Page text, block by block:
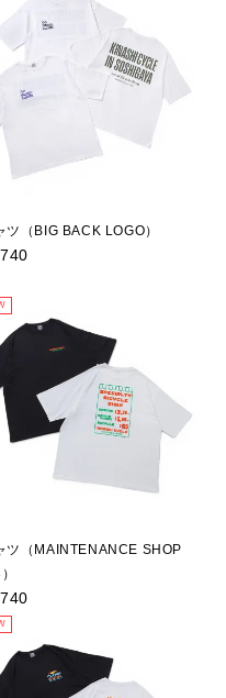
ツ（BIG BACK LOGO）
ツ（MAINTENANCE SHOP